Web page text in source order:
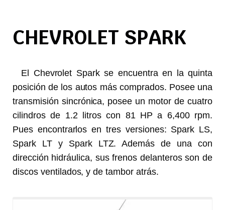
CHEVROLET SPARK
El Chevrolet Spark se encuentra en la quinta
posición de los autos más comprados. Posee una
transmisión sincrónica, posee un motor de cuatro
cilindros de 1.2 litros con 81 HP a 6,400 rpm.
Pues encontrarlos en tres versiones: Spark LS,
Spark LT y Spark LTZ. Además de una con
dirección hidráulica, sus frenos delanteros son de
discos ventilados, y de tambor atrás.